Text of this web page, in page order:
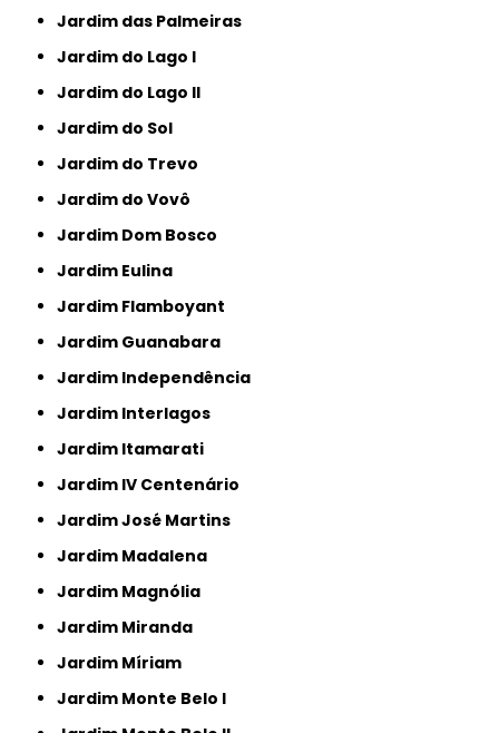
Jardim das Palmeiras
Jardim do Lago I
Jardim do Lago II
Jardim do Sol
Jardim do Trevo
Jardim do Vovô
Jardim Dom Bosco
Jardim Eulina
Jardim Flamboyant
Jardim Guanabara
Jardim Independência
Jardim Interlagos
Jardim Itamarati
Jardim IV Centenário
Jardim José Martins
Jardim Madalena
Jardim Magnólia
Jardim Miranda
Jardim Míriam
Jardim Monte Belo I